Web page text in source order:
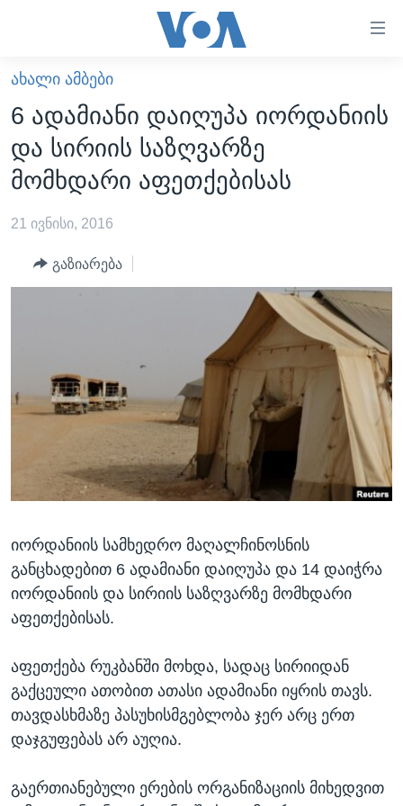
ხელმისაწვდომობისთვის
გადადით
გადადით
მთავარ
ნავიგაციაზე
გადადით
ძიებაზე
ᲐᲮᲐᲚᲘ ᲐᲛᲑᲔᲑᲘ
ᲡᲐᲥᲐᲠᲗᲕᲔᲚᲝ
ᲐᲨᲨ
ᲐᲨᲨ-ᲘᲡ ᲐᲠᲩᲔᲕᲜᲔᲑᲘ 2024
ᲛᲡᲝᲤᲚᲘᲝ
ᲕᲘᲓᲔᲝᲔᲑᲘ
ᲮᲔᲓᲕᲐ ᲕᲐᲨᲘᲜᲒᲢᲝᲜᲘᲓᲐᲜ
ᲡᲢᲣᲓᲘᲐ ᲕᲐᲨᲘᲜᲒᲢᲝᲜᲘ
ᲞᲝᲚᲘᲢᲘᲙᲐ
ᲔᲙᲝᲜᲝᲛᲘᲙᲐ
ᲛᲔᲪᲜᲘᲔᲠᲔᲑᲐ
ᲙᲣᲚᲢᲣᲠᲐ
ᲒᲐᲚᲘᲚᲔᲝ
ᲓᲔᲖᲘᲜᲤᲝᲠᲛᲐᲪᲘᲐ
ᲠᲣᲡᲔᲗᲘᲡ ᲨᲔᲭᲠᲐ ᲣᲙᲠᲐᲘᲜᲐᲨᲘ
ᲗᲕᲐᲚᲘ ᲒᲕᲐᲓᲔᲕᲜᲔᲗ
ენები
ᲐᲮᲐᲚᲘ ᲐᲛᲑᲔᲑᲘ
6 ადამიანი დაიღუპა იორდანიის
და სირიის საზღვარზე
მომხდარი აფეთქებისას
21 ივნისი, 2016
გაზიარება
იორდანიის სამხედრო მაღალჩინოსნის
განცხადებით 6 ადამიანი დაიღუპა და 14 დაიჭრა
იორდანიის და სირიის საზღვარზე მომხდარი
აფეთქებისას.
აფეთქება რუკბანში მოხდა, სადაც სირიიდან
გაქცეული ათობით ათასი ადამიანი იყრის თავს.
თავდასხმაზე პასუხისმგებლობა ჯერ არც ერთ
დაჯგუფებას არ აუღია.
გაერთიანებული ერების ორგანიზაციის მიხედვით